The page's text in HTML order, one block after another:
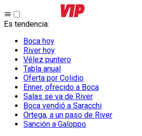
Es tendencia:
Boca hoy
River hoy
Vélez puntero
Tabla anual
Oferta por Colidio
Enner, ofrecido a Boca
Salas se va de River
Boca vendió a Saracchi
Ortega, a un paso de River
Sanción a Galoppo